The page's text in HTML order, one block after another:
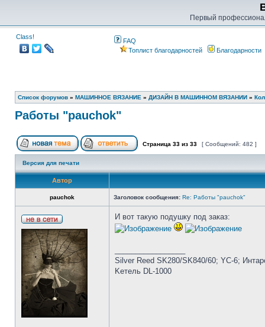
Первый
Class!
FAQ
Топлист благодарностей
Благодарности
Список форумов » МАШИННОЕ ВЯЗАНИЕ » ДИЗАЙН В МАШИННОМ ВЯЗАНИИ »
Работы "pauchok"
Страница 33 из 33 [ Сообщений: 482 ]
Версия для печати
Автор
pauchok Заголовок сообщения: Re: Работы "pauchok"
И вот такую подушку под заказ:
Silver Reed SK280/SK840/60; YC-6;
Kетель DL-1000